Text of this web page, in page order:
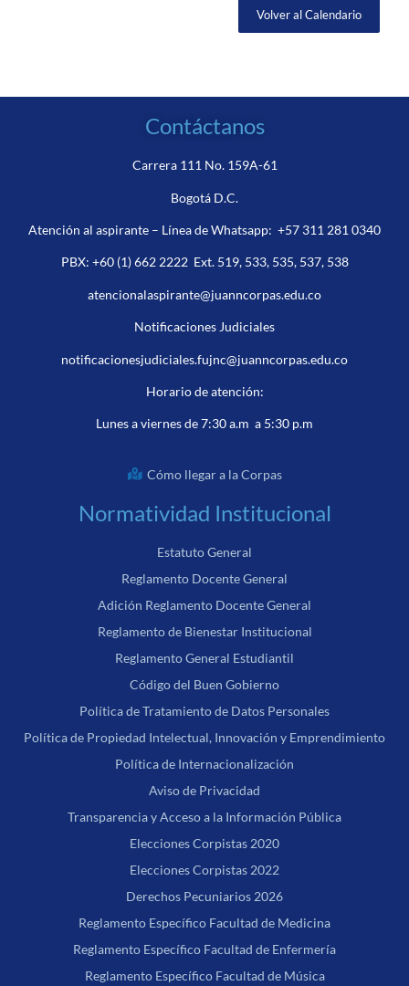
Volver al Calendario
Contáctanos
Carrera 111 No. 159A-61
Bogotá D.C.
Atención al aspirante – Línea de Whatsapp: +57 311 281 0340
PBX: +60 (1) 662 2222Ext. 519, 533, 535, 537, 538
atencionalaspirante@juanncorpas.edu.co
Notificaciones Judiciales
notificacionesjudiciales.fujnc@juanncorpas.edu.co
Horario de atención:
Lunes a viernes de 7:30 a.m a 5:30 p.m
Cómo llegar a la Corpas
Normatividad Institucional
Estatuto General
Reglamento Docente General
Adición Reglamento Docente General
Reglamento de Bienestar Institucional
Reglamento General Estudiantil
Código del Buen Gobierno
Política de Tratamiento de Datos Personales
Política de Propiedad Intelectual, Innovación y Emprendimiento
Política de Internacionalización
Aviso de Privacidad
Transparencia y Acceso a la Información Pública
Elecciones Corpistas 2020
Elecciones Corpistas 2022
Derechos Pecuniarios 2026
Reglamento Específico Facultad de Medicina
Reglamento Específico Facultad de Enfermería
Reglamento Específico Facultad de Música